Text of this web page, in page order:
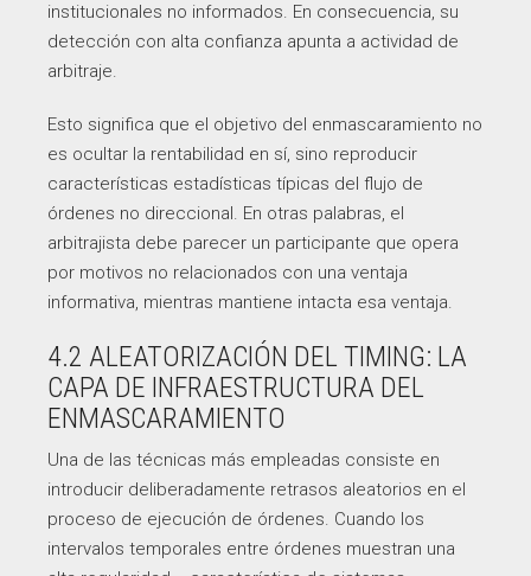
institucionales no informados. En consecuencia, su
detección con alta confianza apunta a actividad de
arbitraje.
Esto significa que el objetivo del enmascaramiento no
es ocultar la rentabilidad en sí, sino reproducir
características estadísticas típicas del flujo de
órdenes no direccional. En otras palabras, el
arbitrajista debe parecer un participante que opera
por motivos no relacionados con una ventaja
informativa, mientras mantiene intacta esa ventaja.
4.2 ALEATORIZACIÓN DEL TIMING: LA
CAPA DE INFRAESTRUCTURA DEL
ENMASCARAMIENTO
Una de las técnicas más empleadas consiste en
introducir deliberadamente retrasos aleatorios en el
proceso de ejecución de órdenes. Cuando los
intervalos temporales entre órdenes muestran una